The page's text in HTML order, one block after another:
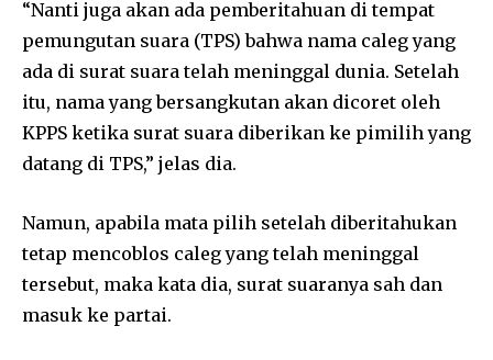
“Nanti juga akan ada pemberitahuan di tempat
pemungutan suara (TPS) bahwa nama caleg yang
ada di surat suara telah meninggal dunia. Setelah
itu, nama yang bersangkutan akan dicoret oleh
KPPS ketika surat suara diberikan ke pimilih yang
datang di TPS,” jelas dia.
Namun, apabila mata pilih setelah diberitahukan
tetap mencoblos caleg yang telah meninggal
tersebut, maka kata dia, surat suaranya sah dan
masuk ke partai.